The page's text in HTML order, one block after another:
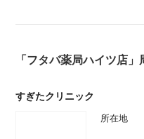
「フタバ薬局ハイツ店
すぎたクリニック
所在地